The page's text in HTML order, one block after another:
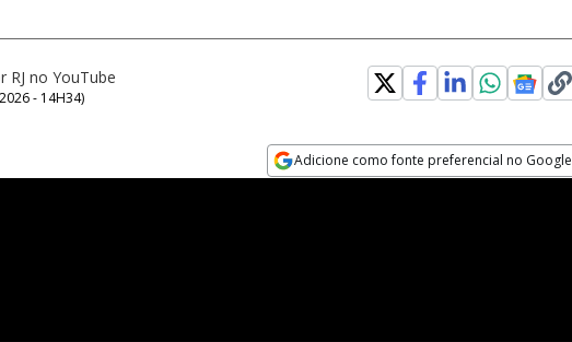
RJ no YouTube
- 14H34)
Adicione como fonte preferencial no Google